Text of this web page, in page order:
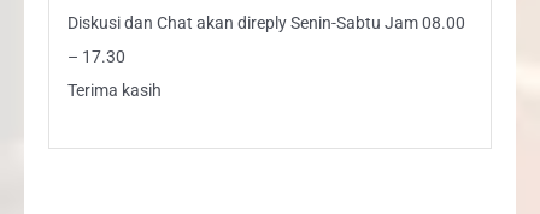
Diskusi dan Chat akan direply Senin-Sabtu Jam 08.00
– 17.30
Terima kasih